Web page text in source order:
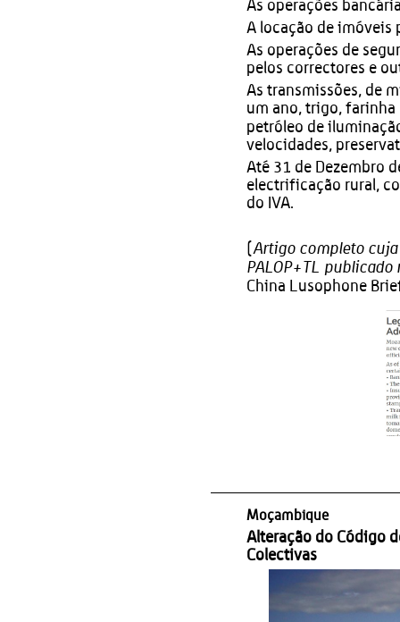
As operações
A locação de imóveis
As operações de
pelos correctores e
As transmissões, de
um ano, trigo, farinha
petróleo de
velocidades,
Até 31 de Dezembro
electrificação rural,
do IVA.
( Artigo completo cuja
PALOP+TL
China Lusophone
Moçambique
Alteração do Código
Colectivas